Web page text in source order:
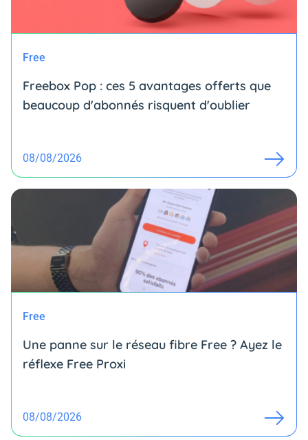
Free
Freebox Pop : ces 5 avantages offerts que
beaucoup d'abonnés risquent d'oublier
08/08/2026
Free
Une panne sur le réseau fibre Free ? Ayez le
réflexe Free Proxi
08/08/2026